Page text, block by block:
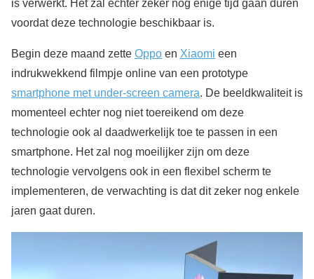
is verwerkt. Het zal echter zeker nog enige tijd gaan duren
voordat deze technologie beschikbaar is.
Begin deze maand zette Oppo en Xiaomi een
indrukwekkend filmpje online van een prototype
smartphone met under-screen camera. De beeldkwaliteit is
momenteel echter nog niet toereikend om deze
technologie ook al daadwerkelijk toe te passen in een
smartphone. Het zal nog moeilijker zijn om deze
technologie vervolgens ook in een flexibel scherm te
implementeren, de verwachting is dat dit zeker nog enkele
jaren gaat duren.